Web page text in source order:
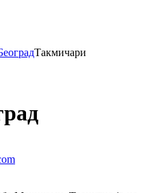
Такмичари